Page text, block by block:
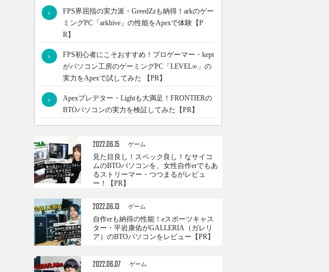
›
FPS界屈指の実力派・GreedZzも納得！arkのゲー
ミングPC「arkhive」の性能をApexで体験【P
R】
›
FPS初心者にこそおすすめ！プロゲーマー・kept
がパソコン工房のゲーミングPC「LEVEL∞」の
実力をApexで試してみた 【PR】
›
Apexプレデター・Lightも大満足！FRONTIERの
BTOパソコンの実力を検証してみた【PR】
2022.06.15 ゲーム
見た目良し！スペック良し！なサイコ
ムのBTOパソコンを、女性自作erでもあ
るストリーマー・つつまるがレビュ
ー！【PR】
2022.06.13 ゲーム
自作erも納得の性能！eスポーツキャス
ター・平岩康佑がGALLERIA（ガレリ
ア）のBTOパソコンをレビュー【PR】
2022.06.07 ゲーム